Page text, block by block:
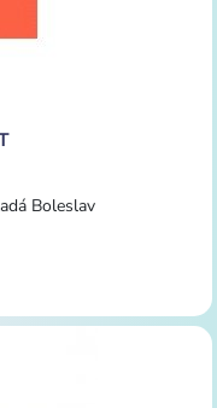
Boleslav